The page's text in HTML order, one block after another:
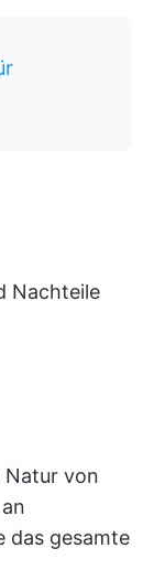
Nachteile
Natur von
das gesamte